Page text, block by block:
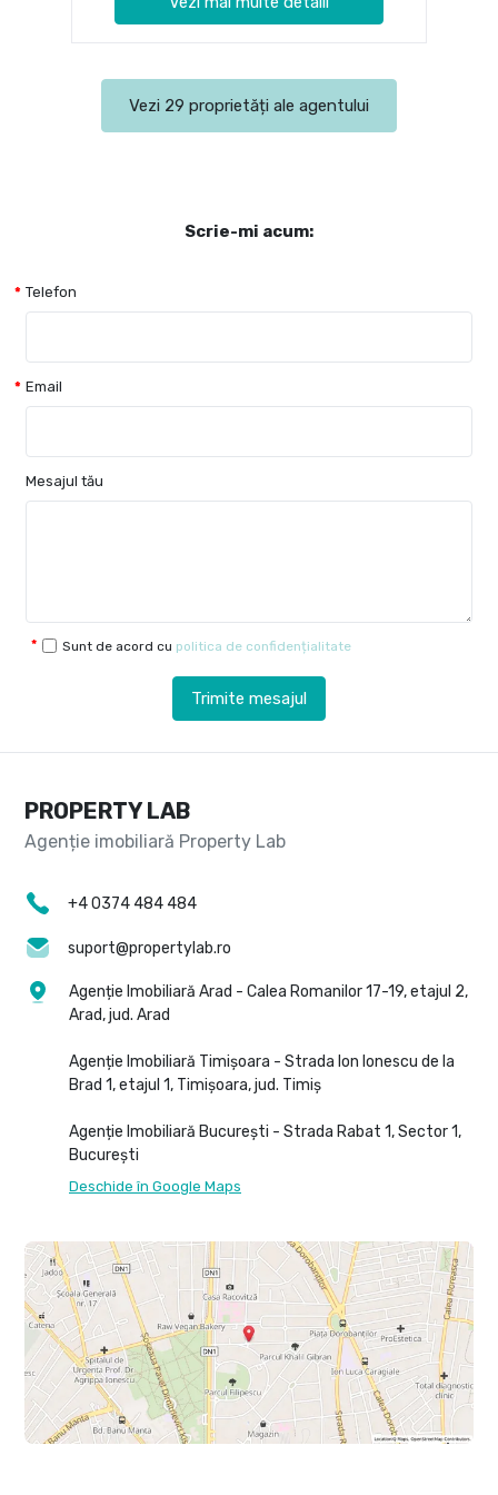
Vezi 29 proprietăți ale agentului
Scrie-mi acum:
Telefon
Email
Mesajul tău
Sunt de acord cu politica de confidențialitate
Trimite mesajul
PROPERTY LAB
+4 0374 484 484
suport@propertylab.ro
Agenție Imobiliară Arad - Calea Romanilor 17-19, etajul 2,
Arad, jud. Arad
Agenție Imobiliară Timișoara - Strada Ion Ionescu de la
Brad 1, etajul 1, Timișoara, jud. Timiș
Agenție Imobiliară București - Strada Rabat 1, Sector 1,
București
Deschide în Google Maps